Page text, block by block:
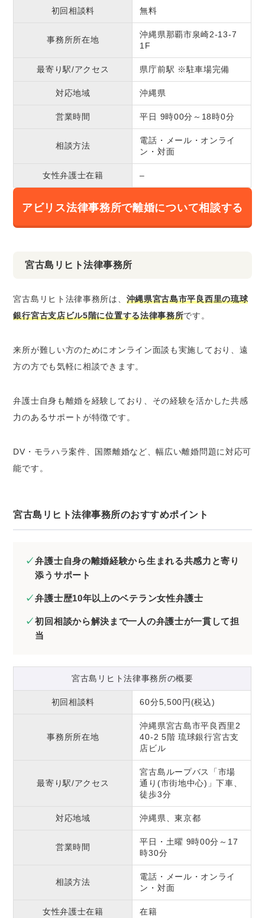
初回相談料 無料
事務所所在地
沖縄県那覇市泉崎2-13-7
1F
最寄り駅/アクセス 県庁前駅 ※駐車場完備
対応地域 沖縄県
営業時間 平日 9時00分～18時0分
相談方法
電話・メール・オンライ
ン・対面
女性弁護士在籍 –
アビリス法律事務所で離婚について相談する
宮古島リヒト法律事務所
宮古島リヒト法律事務所は、 沖縄県宮古島市平良西里の琉球
銀行宮古支店ビル5階に位置する法律事務所です。
来所が難しい方のためにオンライン面談も実施しており、遠
方の方でも気軽に相談できます。
弁護士自身も離婚を経験しており、その経験を活かした共感
力のあるサポートが特徴です。
DV・モラハラ案件、国際離婚など、幅広い離婚問題に対応可
能です。
宮古島リヒト法律事務所のおすすめポイント
弁護士自身の離婚経験から生まれる共感力と寄り
添うサポート
弁護士歴10年以上のベテラン女性弁護士
初回相談から解決まで一人の弁護士が一貫して担
当
宮古島リヒト法律事務所の概要
初回相談料 60分5,500円(税込)
事務所所在地
沖縄県宮古島市平良西里2
40-2 5階 琉球銀行宮古支
店ビル
最寄り駅/アクセス
宮古島ループバス「市場
通り(市街地中心)」下車、
徒歩3分
対応地域 沖縄県、東京都
営業時間
平日・土曜 9時00分～17
時30分
相談方法
電話・メール・オンライ
ン・対面
女性弁護士在籍 在籍